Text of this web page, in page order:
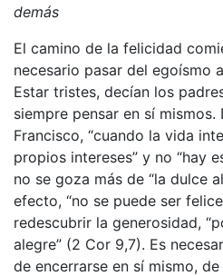
demás
El camino de la felicidad
necesario pasar del egoísmo
Estar tristes, decían los
siempre pensar en sí
Francisco, “cuando la vida
propios intereses” y no “hay
no se goza más de “la dulce
efecto, “no se puede ser
redescubrir la generosidad,
alegre” (2 Cor 9,7). Es
de encerrarse en sí mismo,